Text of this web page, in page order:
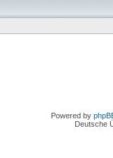
Powered by
Deutsche